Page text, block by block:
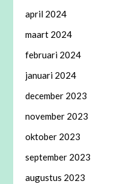
april 2024
maart 2024
februari 2024
januari 2024
december 2023
november 2023
oktober 2023
september 2023
augustus 2023